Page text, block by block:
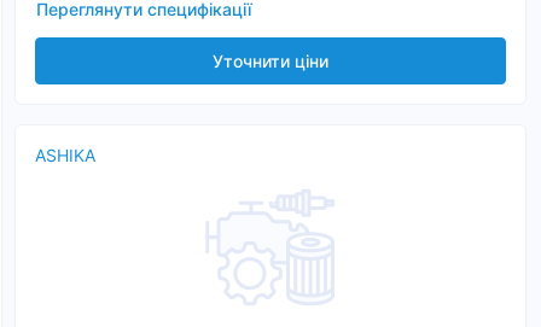
Переглянути специфікації
Уточнити ціни
ASHIKA